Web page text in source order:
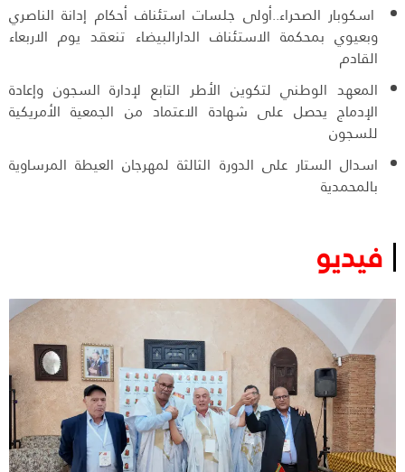
اسكوبار الصحراء..أولى جلسات استئناف أحكام إدانة الناصري
وبعيوي بمحكمة الاستئناف الدارالبيضاء تنعقد يوم الاربعاء
القادم
المعهد الوطني لتكوين الأطر التابع لإدارة السجون وإعادة
الإدماج يحصل على شهادة الاعتماد من الجمعية الأمريكية
للسجون
اسدال الستار على الدورة الثالثة لمهرجان العيطة المرساوية
بالمحمدية
فيديو